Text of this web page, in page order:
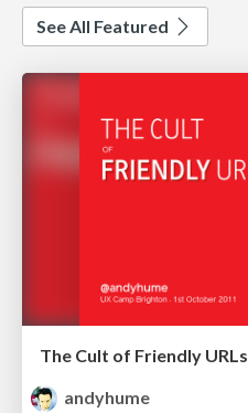
See All Featured
The Cult of Friendly URLs
andyhume